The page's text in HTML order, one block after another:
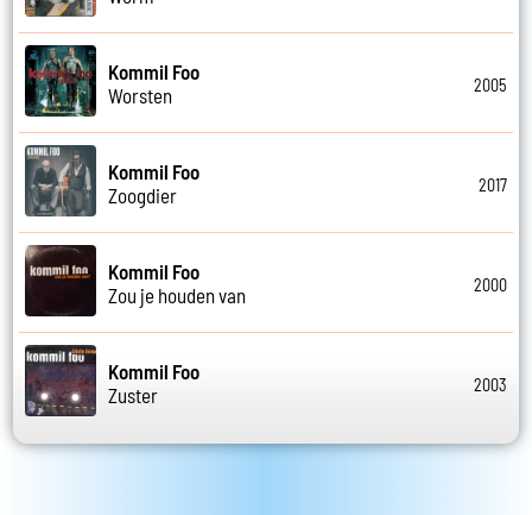
Kommil Foo
Worsten
2005
Kommil Foo
Zoogdier
2017
Kommil Foo
Zou je houden van
2000
Kommil Foo
Zuster
2003